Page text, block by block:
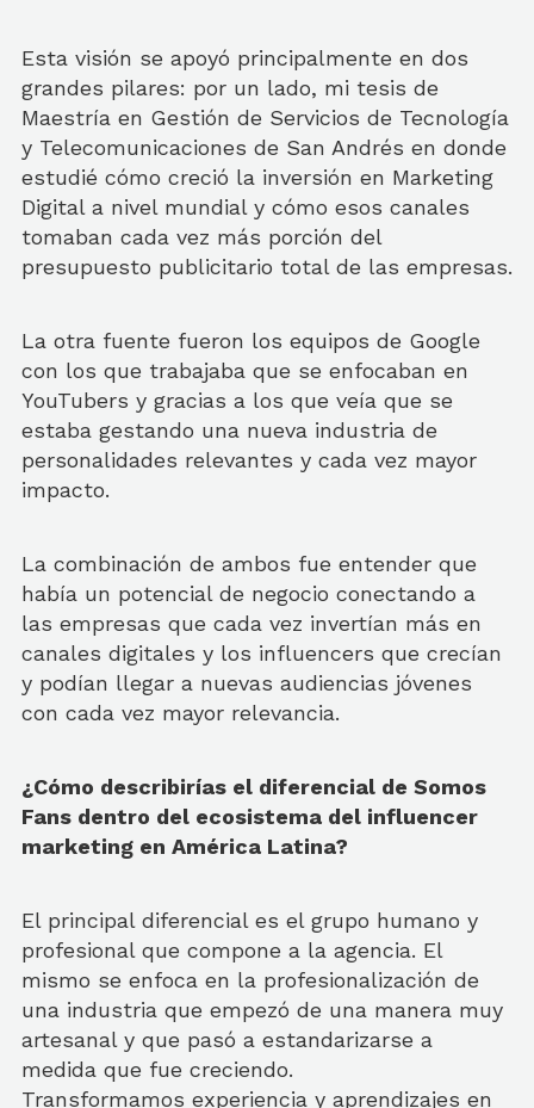
Esta visión se apoyó principalmente en dos
grandes pilares: por un lado, mi tesis de
Maestría en Gestión de Servicios de Tecnología
y Telecomunicaciones de San Andrés en donde
estudié cómo creció la inversión en Marketing
Digital a nivel mundial y cómo esos canales
tomaban cada vez más porción del
presupuesto publicitario total de las empresas.
La otra fuente fueron los equipos de Google
con los que trabajaba que se enfocaban en
YouTubers y gracias a los que veía que se
estaba gestando una nueva industria de
personalidades relevantes y cada vez mayor
impacto.
La combinación de ambos fue entender que
había un potencial de negocio conectando a
las empresas que cada vez invertían más en
canales digitales y los influencers que crecían
y podían llegar a nuevas audiencias jóvenes
con cada vez mayor relevancia.
¿Cómo describirías el diferencial de Somos
Fans dentro del ecosistema del influencer
marketing en América Latina?
El principal diferencial es el grupo humano y
profesional que compone a la agencia. El
mismo se enfoca en la profesionalización de
una industria que empezó de una manera muy
artesanal y que pasó a estandarizarse a
medida que fue creciendo.
Transformamos experiencia y aprendizajes en